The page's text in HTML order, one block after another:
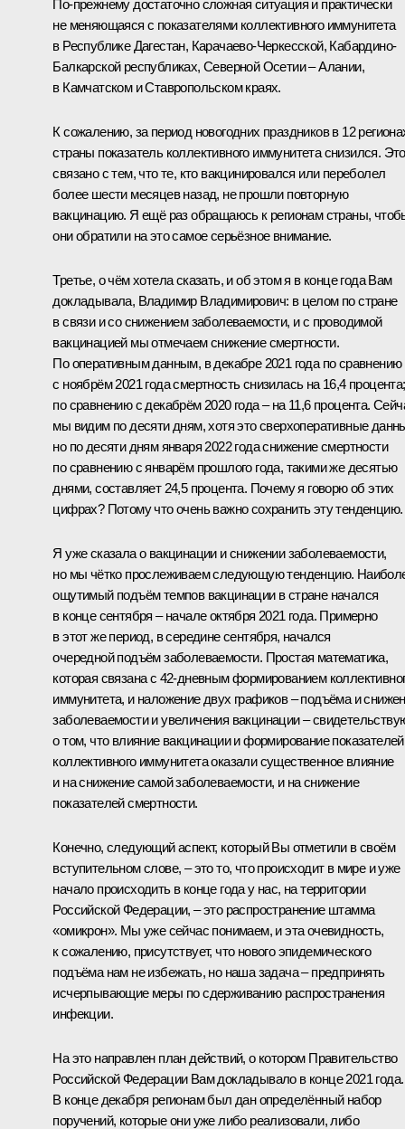
По-прежнему достаточно сложная ситуация и практически
не меняющаяся с показателями коллективного иммунитета
в Республике Дагестан, Карачаево-Черкесской, Кабардино-
Балкарской республиках, Северной Осетии – Алании,
в Камчатском и Ставропольском краях.
К сожалению, за период новогодних праздников в 12
страны показатель коллективного иммунитета снизился. Это
связано с тем, что те, кто вакцинировался или переболел
более шести месяцев назад, не прошли повторную
вакцинацию. Я ещё раз обращаюсь к регионам страны,
они обратили на это самое серьёзное внимание.
Третье, о чём хотела сказать, и об этом я в конце года Вам
докладывала, Владимир Владимирович: в целом по стране
в связи и со снижением заболеваемости, и с проводимой
вакцинацией мы отмечаем снижение смертности.
По оперативным данным, в декабре 2021 года по сравнению
с ноябрём 2021 года смертность снизилась на 16,4 процента;
по сравнению с декабрём 2020 года – на 11,6 процента.
мы видим по десяти дням, хотя это сверхоперативные
но по десяти дням января 2022 года снижение смертности
по сравнению с январём прошлого года, такими же десятью
днями, составляет 24,5 процента. Почему я говорю об этих
цифрах? Потому что очень важно сохранить эту тенденцию.
Я уже сказала о вакцинации и снижении заболеваемости,
но мы чётко прослеживаем следующую тенденцию.
ощутимый подъём темпов вакцинации в стране начался
в конце сентября – начале октября 2021 года. Примерно
в этот же период, в середине сентября, начался
очередной подъём заболеваемости. Простая математика,
которая связана с 42-дневным формированием
иммунитета, и наложение двух графиков – подъёма и
заболеваемости и увеличения вакцинации –
о том, что влияние вакцинации и формирование показателей
коллективного иммунитета оказали существенное влияние
и на снижение самой заболеваемости, и на снижение
показателей смертности.
Конечно, следующий аспект, который Вы отметили в своём
вступительном слове, – это то, что происходит в мире и уже
начало происходить в конце года у нас, на территории
Российской Федерации, – это распространение штамма
«омикрон». Мы уже сейчас понимаем, и эта очевидность,
к сожалению, присутствует, что нового эпидемического
подъёма нам не избежать, но наша задача – предпринять
исчерпывающие меры по сдерживанию распространения
инфекции.
На это направлен план действий, о котором Правительство
Российской Федерации Вам докладывало в конце 2021 года.
В конце декабря регионам был дан определённый набор
поручений, которые они уже либо реализовали, либо